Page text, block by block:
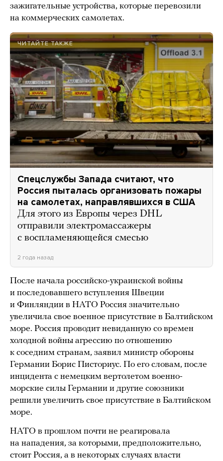
зажигательные устройства, которые перевозили
на коммерческих самолетах.
ЧИТАЙТЕ ТАКЖЕ
Спецслужбы Запада считают, что
Россия пыталась организовать пожары
на самолетах, направлявшихся в США
Для этого из Европы через DHL
отправили электромассажеры
с воспламеняющейся смесью
2 года назад
После начала российско-украинской войны
и последовавшего вступления Швеции
и Финляндии в НАТО Россия значительно
увеличила свое военное присутствие в Балтийском
море. Россия проводит невиданную со времен
холодной войны агрессию по отношению
к соседним странам, заявил министр обороны
Германии Борис Писториус. По его словам, после
инцидента с немецким вертолетом военно-
морские силы Германии и другие союзники
решили увеличить свое присутствие в Балтийском
море.
НАТО в прошлом почти не реагировала
на нападения, за которыми, предположительно,
стоит Россия, а в некоторых случаях власти